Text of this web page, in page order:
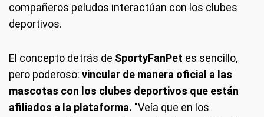
compañeros peludos interactúan con los clubes
deportivos.
El concepto detrás de SportyFanPet es sencillo,
pero poderoso: vincular de manera oficial a las
mascotas con los clubes deportivos que están
afiliados a la plataforma. "Veía que en los